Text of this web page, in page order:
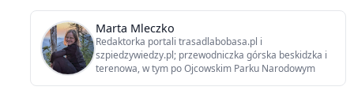
Marta Mleczko
Redaktorka portali trasadlabobasa.pl i
szpiedzywiedzy.pl; przewodniczka górska beskidzka i
terenowa, w tym po Ojcowskim Parku Narodowym